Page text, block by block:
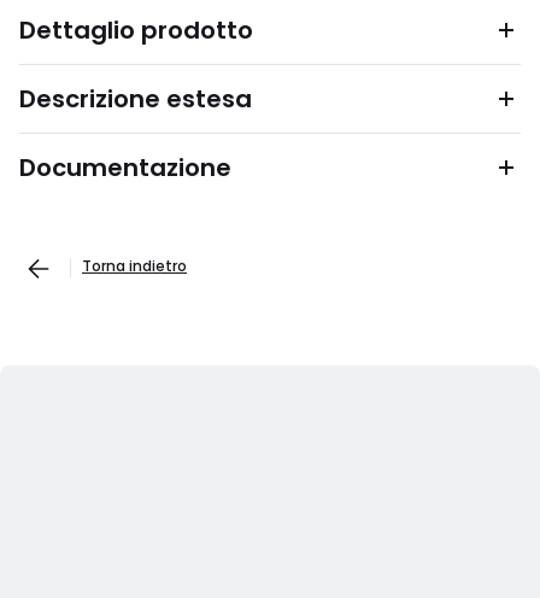
Dettaglio prodotto
Descrizione estesa
Documentazione
Torna indietro